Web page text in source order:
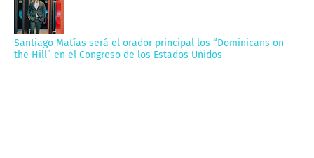
Santiago Matías será el orador principal los “Dominicans on
the Hill” en el Congreso de los Estados Unidos